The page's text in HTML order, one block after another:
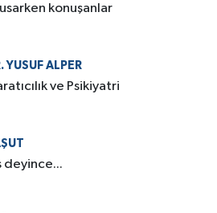
konuşanlar
YUSUF ALPER
ve Psikiyatri
deyince...